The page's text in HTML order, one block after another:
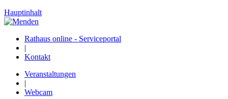
Hauptinhalt
Rathaus online - Serviceportal
|
Kontakt
Veranstaltungen
|
Webcam